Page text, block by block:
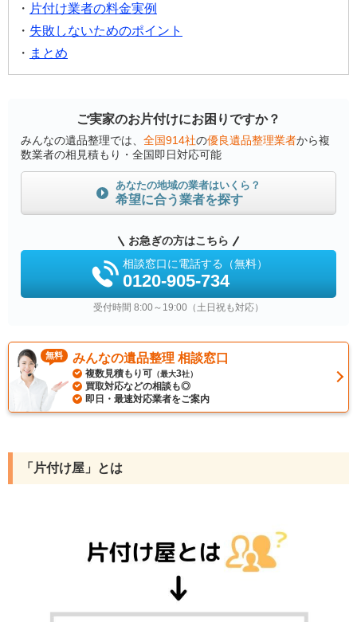
片付け業者の料金実例
失敗しないためのポイント
まとめ
ご実家のお片付けにお困りですか？
みんなの遺品整理では、 全国914社の優良遺品整理業者から複
数業者の相見積もり・全国即日対応可能
あなたの地域の業者はいくら？
希望に合う業者を探す
お急ぎの方はこちら
相談窓口に電話する（無料）
0120-905-734
受付時間 8:00～19:00（土日祝も対応）
無料 みんなの遺品整理 相談窓口
複数見積もり可 （最大3社）
買取対応などの相談も◎
即日・最速対応業者をご案内
「片付け屋」とは